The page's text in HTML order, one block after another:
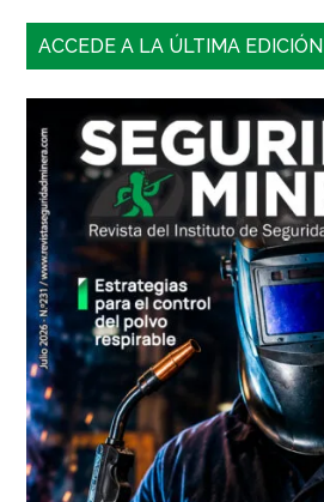
Barra
principal
ACCEDE A LA ÚLTIMA EDICIÓN